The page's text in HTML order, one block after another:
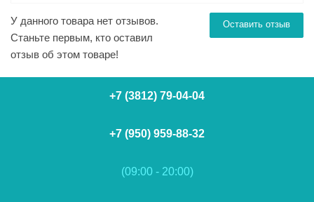
Оставить отзыв
У данного товара нет отзывов.
Станьте первым, кто оставил
отзыв об этом товаре!
+7 (3812) 79-04-04
+7 (950) 959-88-32
(09:00 - 20:00)